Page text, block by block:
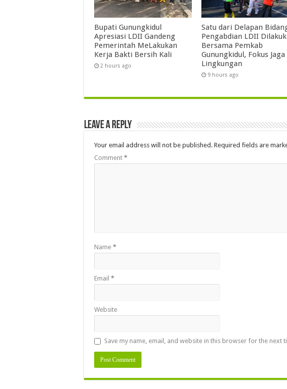
Bupati Gunungkidul
Apresiasi LDII Gandeng
Pemerintah MeLakukan
Kerja Bakti Bersih Kali ‎
2 hours ago
Satu dari Delapan
Pengabdian LDII
Bersama Pemkab
Gunungkidul, Fokus Jaga
Lingkungan
9 hours ago
Leave a Reply
Your email address will not be published. Required fields are
Comment *
Name *
Email *
Website
Save my name, email, and website in this browser for the next